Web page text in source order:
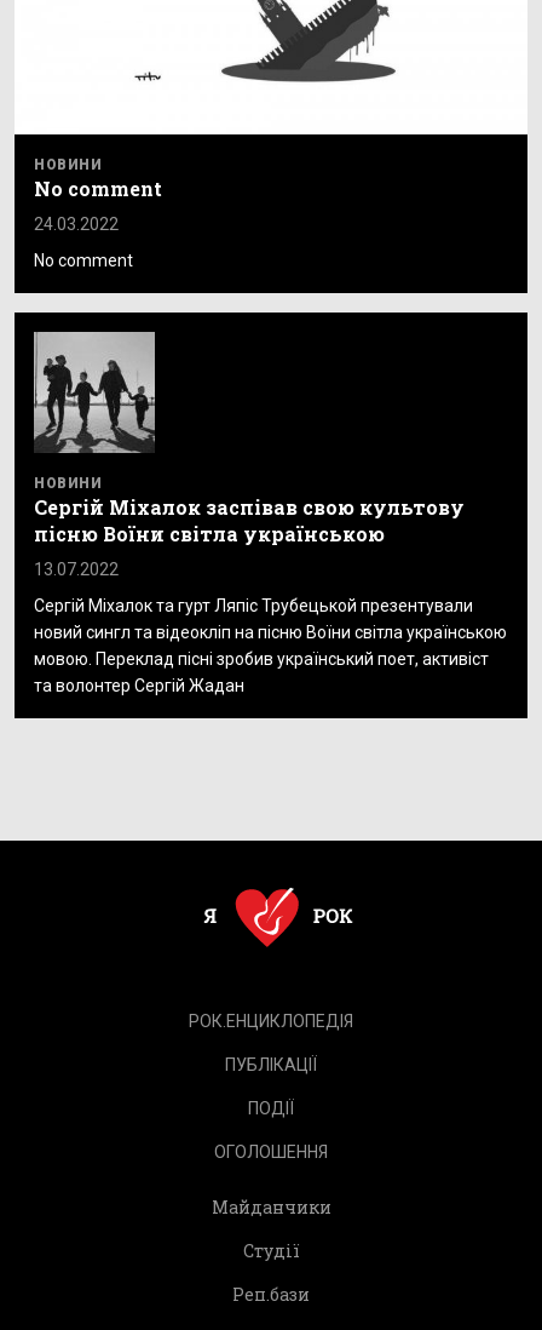
НОВИНИ
No comment
24.03.2022
No comment
НОВИНИ
Сергій Міхалок заспівав свою культову
пісню Воїни світла українською
13.07.2022
Сергій Міхалок та гурт Ляпіс Трубецькой презентували
новий сингл та відеокліп на пісню Воїни світла українською
мовою. Переклад пісні зробив український поет, активіст
та волонтер Сергій Жадан
РОК.ЕНЦИКЛОПЕДІЯ
ПУБЛІКАЦІЇ
ПОДІЇ
ОГОЛОШЕННЯ
Майданчики
Студії
Реп.бази